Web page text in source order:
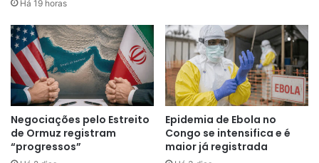
que o surto continua a evoluir
rapidamente.
Há 19 horas
Negociações pelo Estreito
de Ormuz registram
“progressos”
Epidemia de Ebola no
Congo se intensifica e é
maior já registrada